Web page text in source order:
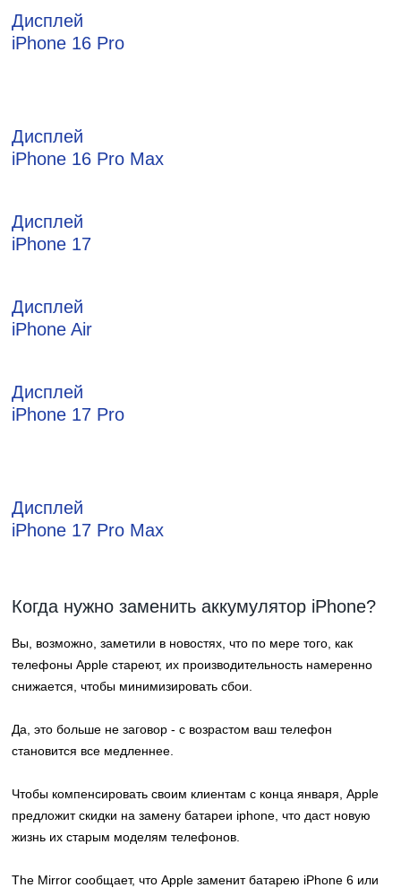
Дисплей
iPhone 16 Pro
Дисплей
iPhone 16 Pro Max
Дисплей
iPhone 17
Дисплей
iPhone Air
Дисплей
iPhone 17 Pro
Дисплей
iPhone 17 Pro Max
Когда нужно заменить аккумулятор iPhone?
Вы, возможно, заметили в новостях, что по мере того, как
телефоны Apple стареют, их производительность намеренно
снижается, чтобы минимизировать сбои.
Да, это больше не заговор - с возрастом ваш телефон
становится все медленнее.
Чтобы компенсировать своим клиентам с конца января, Apple
предложит скидки на замену батареи iphone , что даст новую
жизнь их старым моделям телефонов.
The Mirror сообщает, что Apple заменит батарею iPhone 6 или